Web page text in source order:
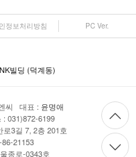
정보처리방침 PC Ver.
빌딩 (덕계동)
씨 대표 : 윤명애
031)872-6199
3길 7, 2층 201호
21153
종로-0343호